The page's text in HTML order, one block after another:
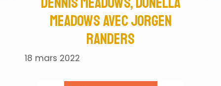
Meadows avec Jorgen
Randers
18 mars 2022